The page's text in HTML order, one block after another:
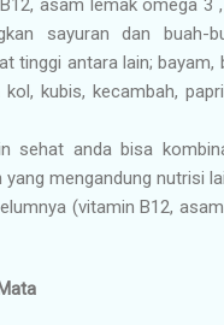
asam lemak omega 3
sayuran dan buah-
tinggi antara lain; bayam,
kubis, kecambah,
sehat anda bisa
mengandung nutrisi
(vitamin B12,